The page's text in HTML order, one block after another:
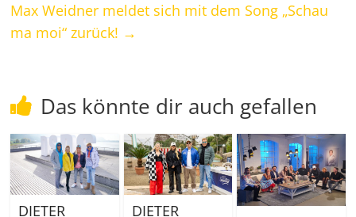
Max Weidner meldet sich mit dem Song „Schau
ma moi“ zurück! →
Das könnte dir auch gefallen
DIETER
DIETER